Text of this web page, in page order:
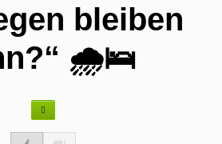
bleiben
🌧️🛌